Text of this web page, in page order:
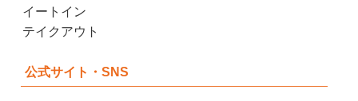
イートイン
テイクアウト
公式サイト・SNS